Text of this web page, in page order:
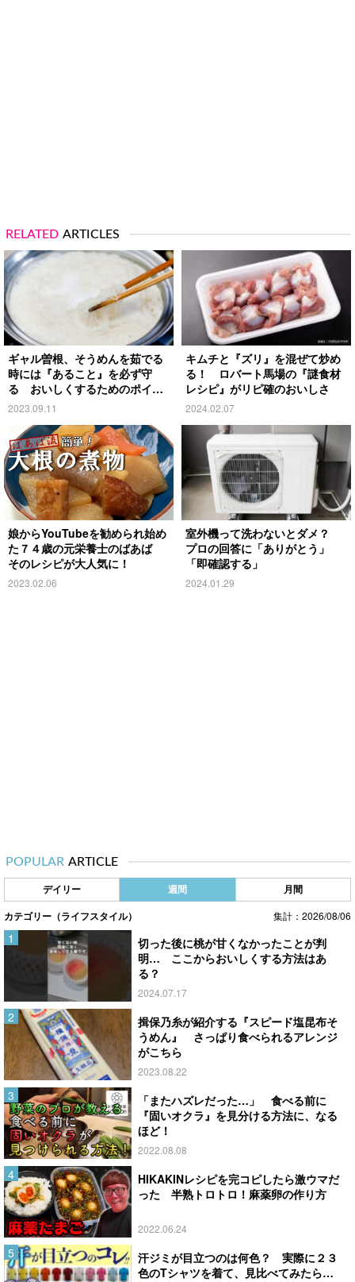
RELATED ARTICLES
ギャル曽根、そうめんを茹でる
時には『あること』を必ず守
る おいしくするためのポイン
トとは
2023.09.11
キムチと『ズリ』を混ぜて炒め
る！ ロバート馬場の『謎食材
レシピ』がリピ確のおいしさ
2024.02.07
娘からYouTubeを勧められ始め
た７４歳の元栄養士のばあば
そのレシピが大人気に！
2023.02.06
室外機って洗わないとダメ？
プロの回答に「ありがとう」
「即確認する」
2024.01.29
POPULAR ARTICLE
デイリー 週間 月間
カテゴリー（ライフスタイル） 集計：2026/08/06
切った後に桃が甘くなかったことが判
明… ここからおいしくする方法はあ
る？
2024.07.17
揖保乃糸が紹介する『スピード塩昆布そ
うめん』 さっぱり食べられるアレンジ
がこちら
2023.08.22
「またハズレだった…」 食べる前に
『固いオクラ』を見分ける方法に、なる
ほど！
2022.08.08
HIKAKINレシピを完コピしたら激ウマだ
った 半熟トロトロ！麻薬卵の作り方
2022.06.24
汗ジミが目立つのは何色？ 実際に２３
色のTシャツを着て、見比べてみたら…